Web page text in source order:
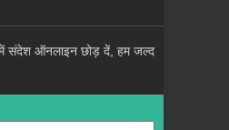
संदेश ऑनलाइन छोड़ दें, हम जल्द